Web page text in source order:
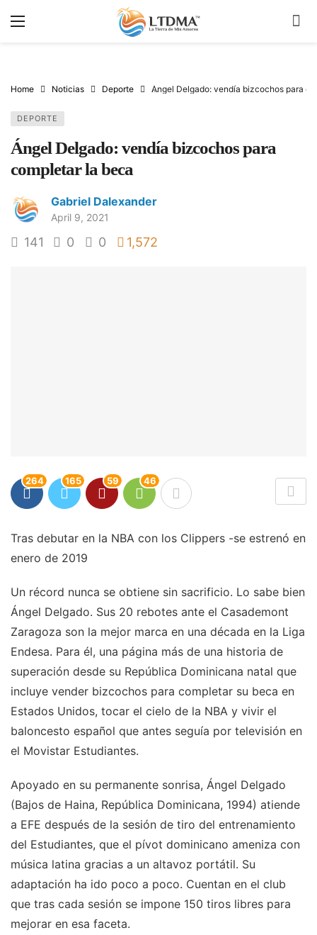
Home Noticias Deporte Ángel Delgado: vendía bizcochos para
DEPORTE
Ángel Delgado: vendía bizcochos para
completar la beca
Gabriel Dalexander
April 9, 2021
141 0 0 1,572
264 165 59 46
Tras debutar en la NBA con los Clippers -se estrenó en
enero de 2019
Un récord nunca se obtiene sin sacrificio. Lo sabe bien
Ángel Delgado. Sus 20 rebotes ante el Casademont
Zaragoza son la mejor marca en una década en la Liga
Endesa. Para él, una página más de una historia de
superación desde su República Dominicana natal que
incluye vender bizcochos para completar su beca en
Estados Unidos, tocar el cielo de la NBA y vivir el
baloncesto español que antes seguía por televisión en
el Movistar Estudiantes.
Apoyado en su permanente sonrisa, Ángel Delgado
(Bajos de Haina, República Dominicana, 1994) atiende
a EFE después de la sesión de tiro del entrenamiento
del Estudiantes, que el pívot dominicano ameniza con
música latina gracias a un altavoz portátil. Su
adaptación ha ido poco a poco. Cuentan en el club
que tras cada sesión se impone 150 tiros libres para
mejorar en esa faceta.